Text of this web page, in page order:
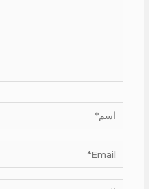
اسم*
Email*
الموقع